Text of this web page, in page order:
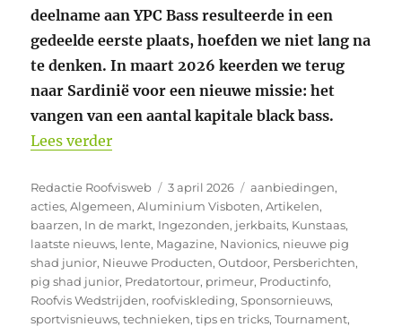
deelname aan YPC Bass resulteerde in een
gedeelde eerste plaats, hoefden we niet lang na
te denken. In maart 2026 keerden we terug
naar Sardinië voor een nieuwe missie: het
vangen van een aantal kapitale black bass.
Lees verder“Op zoek naar monster Black Bass in
Auteur
Redactie Roofvisweb
Geplaatst
op
3 april 2026 Categorieën
aanbiedingen,
acties,Algemeen,Aluminium Visboten,Artikelen,
baarzen, In de markt, Ingezonden, jerkbaits, Kunstaas,
laatste nieuws, lente, Magazine, Navionics, nieuwe pig
shad junior, Nieuwe Producten,Outdoor, Persberichten,
pig shad junior, Predatortour, primeur, Productinfo,
Roofvis Wedstrijden, roofviskleding,Sponsornieuws,
sportvisnieuws,technieken,tips en tricks,Tournament,